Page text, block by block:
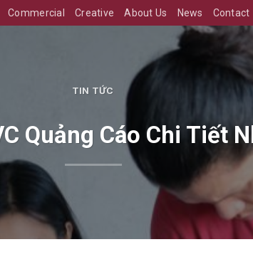
Commercial Creative About Us News Contact
TIN TỨC
Quảng Cáo Chi Tiết